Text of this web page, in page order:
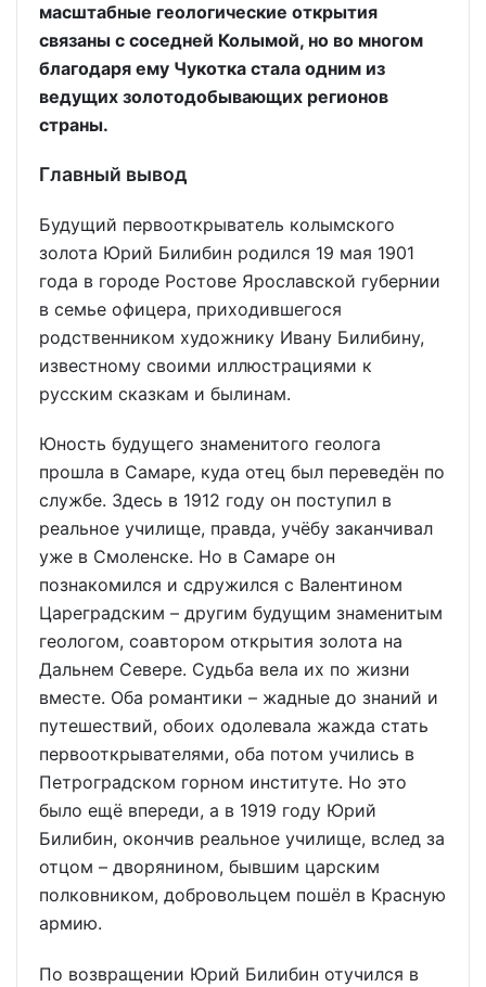
масштабные геологические открытия
связаны с соседней Колымой, но во многом
благодаря ему Чукотка стала одним из
ведущих золотодобывающих регионов
страны.
Главный вывод
Будущий первооткрыватель колымского
золота Юрий Билибин родился 19 мая 1901
года в городе Ростове Ярославской губернии
в семье офицера, приходившегося
родственником художнику Ивану Билибину,
известному своими иллюстрациями к
русским сказкам и былинам.
Юность будущего знаменитого геолога
прошла в Самаре, куда отец был переведён по
службе. Здесь в 1912 году он поступил в
реальное училище, правда, учёбу заканчивал
уже в Смоленске. Но в Самаре он
познакомился и сдружился с Валентином
Цареградским – другим будущим знаменитым
геологом, соавтором открытия золота на
Дальнем Севере. Судьба вела их по жизни
вместе. Оба романтики – жадные до знаний и
путешествий, обоих одолевала жажда стать
первооткрывателями, оба потом учились в
Петроградском горном институте. Но это
было ещё впереди, а в 1919 году Юрий
Билибин, окончив реальное училище, вслед за
отцом – дворянином, бывшим царским
полковником, добровольцем пошёл в Красную
армию.
По возвращении Юрий Билибин отучился в